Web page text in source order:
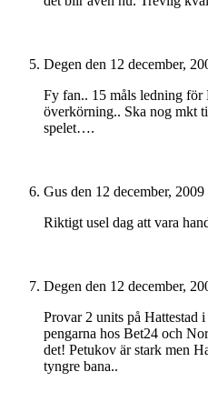
Degen den 12 december,
Fy fan.. 15 måls ledning
överkörning.. Ska nog mkt
spelet….
Gus den 12 december,
Riktigt usel dag att vara
Degen den 12 december,
Provar 2 units på Hattestad
pengarna hos Bet24 och
det! Petukov är stark men
tyngre bana..